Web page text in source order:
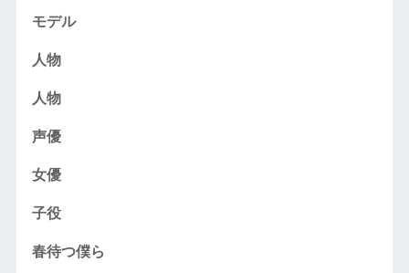
モデル
人物
人物
声優
女優
子役
春待つ僕ら